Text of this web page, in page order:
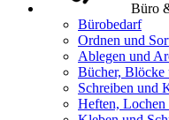
Büro
Bürobedarf
Ordnen und
Ablegen und
Bücher, Blöcke
Schreiben und
Heften,